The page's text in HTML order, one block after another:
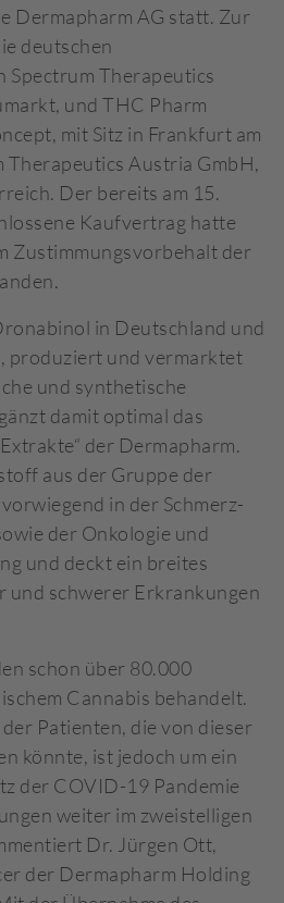
Dermapharm AG statt. Zur
deutschen
Spectrum Therapeutics
und THC Pharm
mit Sitz in Frankfurt am
Therapeutics Austria GmbH,
Der bereits am 15.
Kaufvertrag hatte
Zustimmungsvorbehalt der
in Deutschland und
produziert und vermarktet
und synthetische
damit optimal das
der Dermapharm.
aus der Gruppe der
in der Schmerz-
der Onkologie und
und deckt ein breites
und schwerer Erkrankungen
schon über 80.000
Cannabis behandelt.
Patienten, die von dieser
könnte, ist jedoch um ein
der COVID-19 Pandemie
weiter im zweistelligen
Dr. Jürgen Ott,
der Dermapharm Holding